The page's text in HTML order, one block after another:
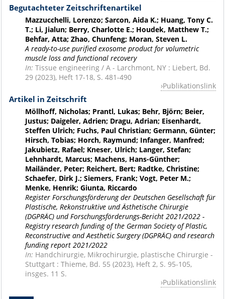
Begutachteter Zeitschriftenartikel
Mazzucchelli, Lorenzo; Sarcon, Aida K.; Huang, Tony C.
T.; Li, Jialun; Berry, Charlotte E.; Houdek, Matthew T.;
Behfar, Atta; Zhao, Chunfeng; Moran, Steven L.
A ready-to-use purified exosome product for volumetric
muscle loss and functional recovery
In: Tissue engineering / A - Larchmont, NY : Liebert, Bd.
29 (2023), Heft 17-18, S. 481-490
Publikationslink
Artikel in Zeitschrift
Möllhoff, Nicholas; Prantl, Lukas; Behr, Björn; Beier,
Justus; Daigeler, Adrien; Dragu, Adrian; Eisenhardt,
Steffen Ulrich; Fuchs, Paul Christian; Germann, Günter;
Hirsch, Tobias; Horch, Raymund; Infanger, Manfred;
Jakubietz, Rafael; Kneser, Ulrich; Langer, Stefan;
Lehnhardt, Marcus; Machens, Hans-Günther;
Mailänder, Peter; Reichert, Bert; Radtke, Christine;
Schaefer, Dirk J.; Siemers, Frank; Vogt, Peter M.;
Menke, Henrik; Giunta, Riccardo
Register Forschungsförderung der Deutschen Gesellschaft für
Plastische, Rekonstruktive und Ästhetische Chirurgie
(DGPRÄC) und Forschungsförderungs-Bericht 2021/2022 -
Registry research funding of the German Society of Plastic,
Reconstructive and Aesthetic Surgery (DGPRÄC) and research
funding report 2021/2022
In: Handchirurgie, Mikrochirurgie, plastische Chirurgie -
Stuttgart : Thieme, Bd. 55 (2023), Heft 2, S. 95-105,
insges. 11 S.
Publikationslink